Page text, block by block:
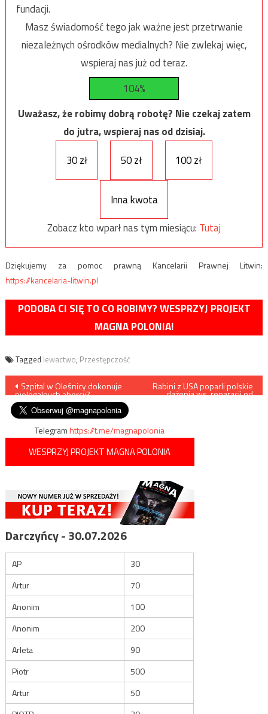
fundacji.
Masz świadomość tego jak ważne jest przetrwanie
niezależnych ośrodków medialnych? Nie zwlekaj więc,
wspieraj nas już od teraz.
104%
Uważasz, że robimy dobrą robotę? Nie czekaj zatem
do jutra, wspieraj nas od dzisiaj.
30 zł
50 zł 100 zł
Inna kwota
Zobacz kto wparł nas tym miesiącu: Tutaj
Dziękujemy za pomoc prawną Kancelarii Prawnej Litwin:
https://kancelaria-litwin.pl
PODOBA CI SIĘ TO CO ROBIMY? WESPRZYJ PROJEKT
MAGNA POLONIA!
Tagged lewactwo, Przestępczość
Nawigacja
wpisu
Szpital w Oleśnicy dokonuje
nielegalnych aborcji?
Rabini z USA poparli polskie
dążenia ws. reparacji od
Telegramhttps://t.me/magnapolonia
WESPRZYJ PROJEKT MAGNA POLONIA
Darczyńcy - 30.07.2026
AP
30
Artur
70
Anonim
100
Anonim
200
Arleta
90
Piotr
500
Artur
50